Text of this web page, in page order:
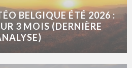
BELGIQUE ÉTÉ 2026 :
3 MOIS (DERNIÈRE